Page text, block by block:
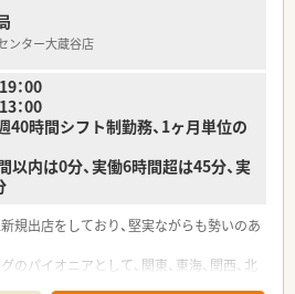
る環境が整備されています。
どの処方箋に基づく調剤業務や監査業務
丁寧な服薬指導をお任せします。
ため、医師や看護師などの他職種と連携を
に関わる業務にも従事します。
舗の円滑な運営やスタッフの指導育成な
全般を担っていただきます。
ンター大蔵谷店
：00
00
時間シフト制勤務、1ヶ月単位の
以内は0分、実働6時間超は45分、実
規出店をしており、堅実ながらも勢いのあ
パイオニアとして、関東、東海、関西、北